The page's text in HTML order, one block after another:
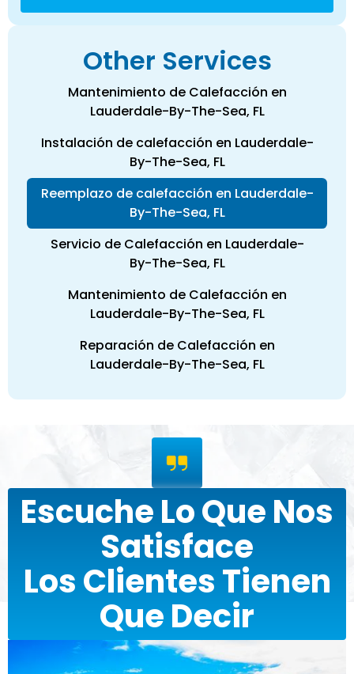
Other Services
Mantenimiento de Calefacción en
Lauderdale-By-The-Sea, FL
Instalación de calefacción en Lauderdale-
By-The-Sea, FL
Reemplazo de calefacción en Lauderdale-
By-The-Sea, FL
Servicio de Calefacción en Lauderdale-
By-The-Sea, FL
Mantenimiento de Calefacción en
Lauderdale-By-The-Sea, FL
Reparación de Calefacción en
Lauderdale-By-The-Sea, FL
Escuche Lo Que Nos
Satisface
Los Clientes Tienen
Que Decir